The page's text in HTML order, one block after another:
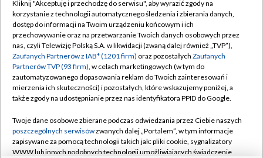
TVP
Abonament TVP
Emisja w TVP
Centrum informacji TVP
Naziemna Telewizja Cyfrowa
Rada Programowa
System NOS
Regulamin TVP
Polityka prywatności
Moje zgody
Pomoc
Kontakt
Kliknij "Akceptuję i przechodzę do serwisu", aby wyrazić zgody na
korzystanie z technologii automatycznego śledzenia i zbierania danych,
dostęp do informacji na Twoim urządzeniu końcowym i ich
przechowywanie oraz na przetwarzanie Twoich danych osobowych przez
nas, czyli Telewizję Polską S.A. w likwidacji (zwaną dalej również „TVP”),
Zaufanych Partnerów z IAB* (1201 firm) oraz pozostałych Zaufanych
Partnerów TVP (93 firm), w celach marketingowych (w tym do
zautomatyzowanego dopasowania reklam do Twoich zainteresowań i
mierzenia ich skuteczności) i pozostałych, które wskazujemy poniżej, a
także zgody na udostępnianie przez nas identyfikatora PPID do Google.
Twoje dane osobowe zbierane podczas odwiedzania przez Ciebie naszych
poszczególnych serwisówzwanych dalej „Portalem”, w tym informacje
zapisywane za pomocą technologii takich jak: pliki cookie, sygnalizatory
WWW lub innych podobnych technologii umożliwiających świadczenie